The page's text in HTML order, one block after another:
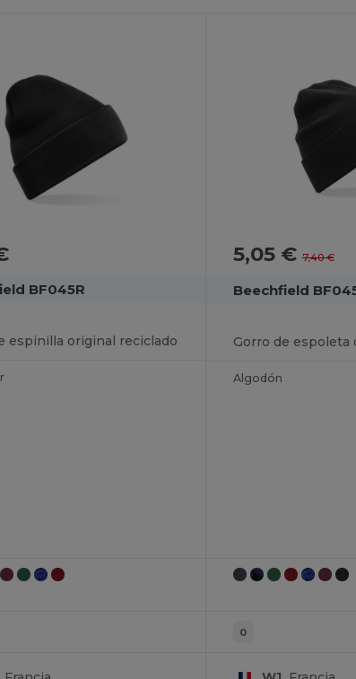
BF045R
espinilla original reciclado
5,05 €7,40 €
Beechfield
Algodón
0